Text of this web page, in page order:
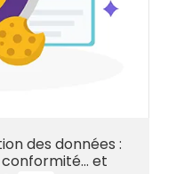
des données :
et